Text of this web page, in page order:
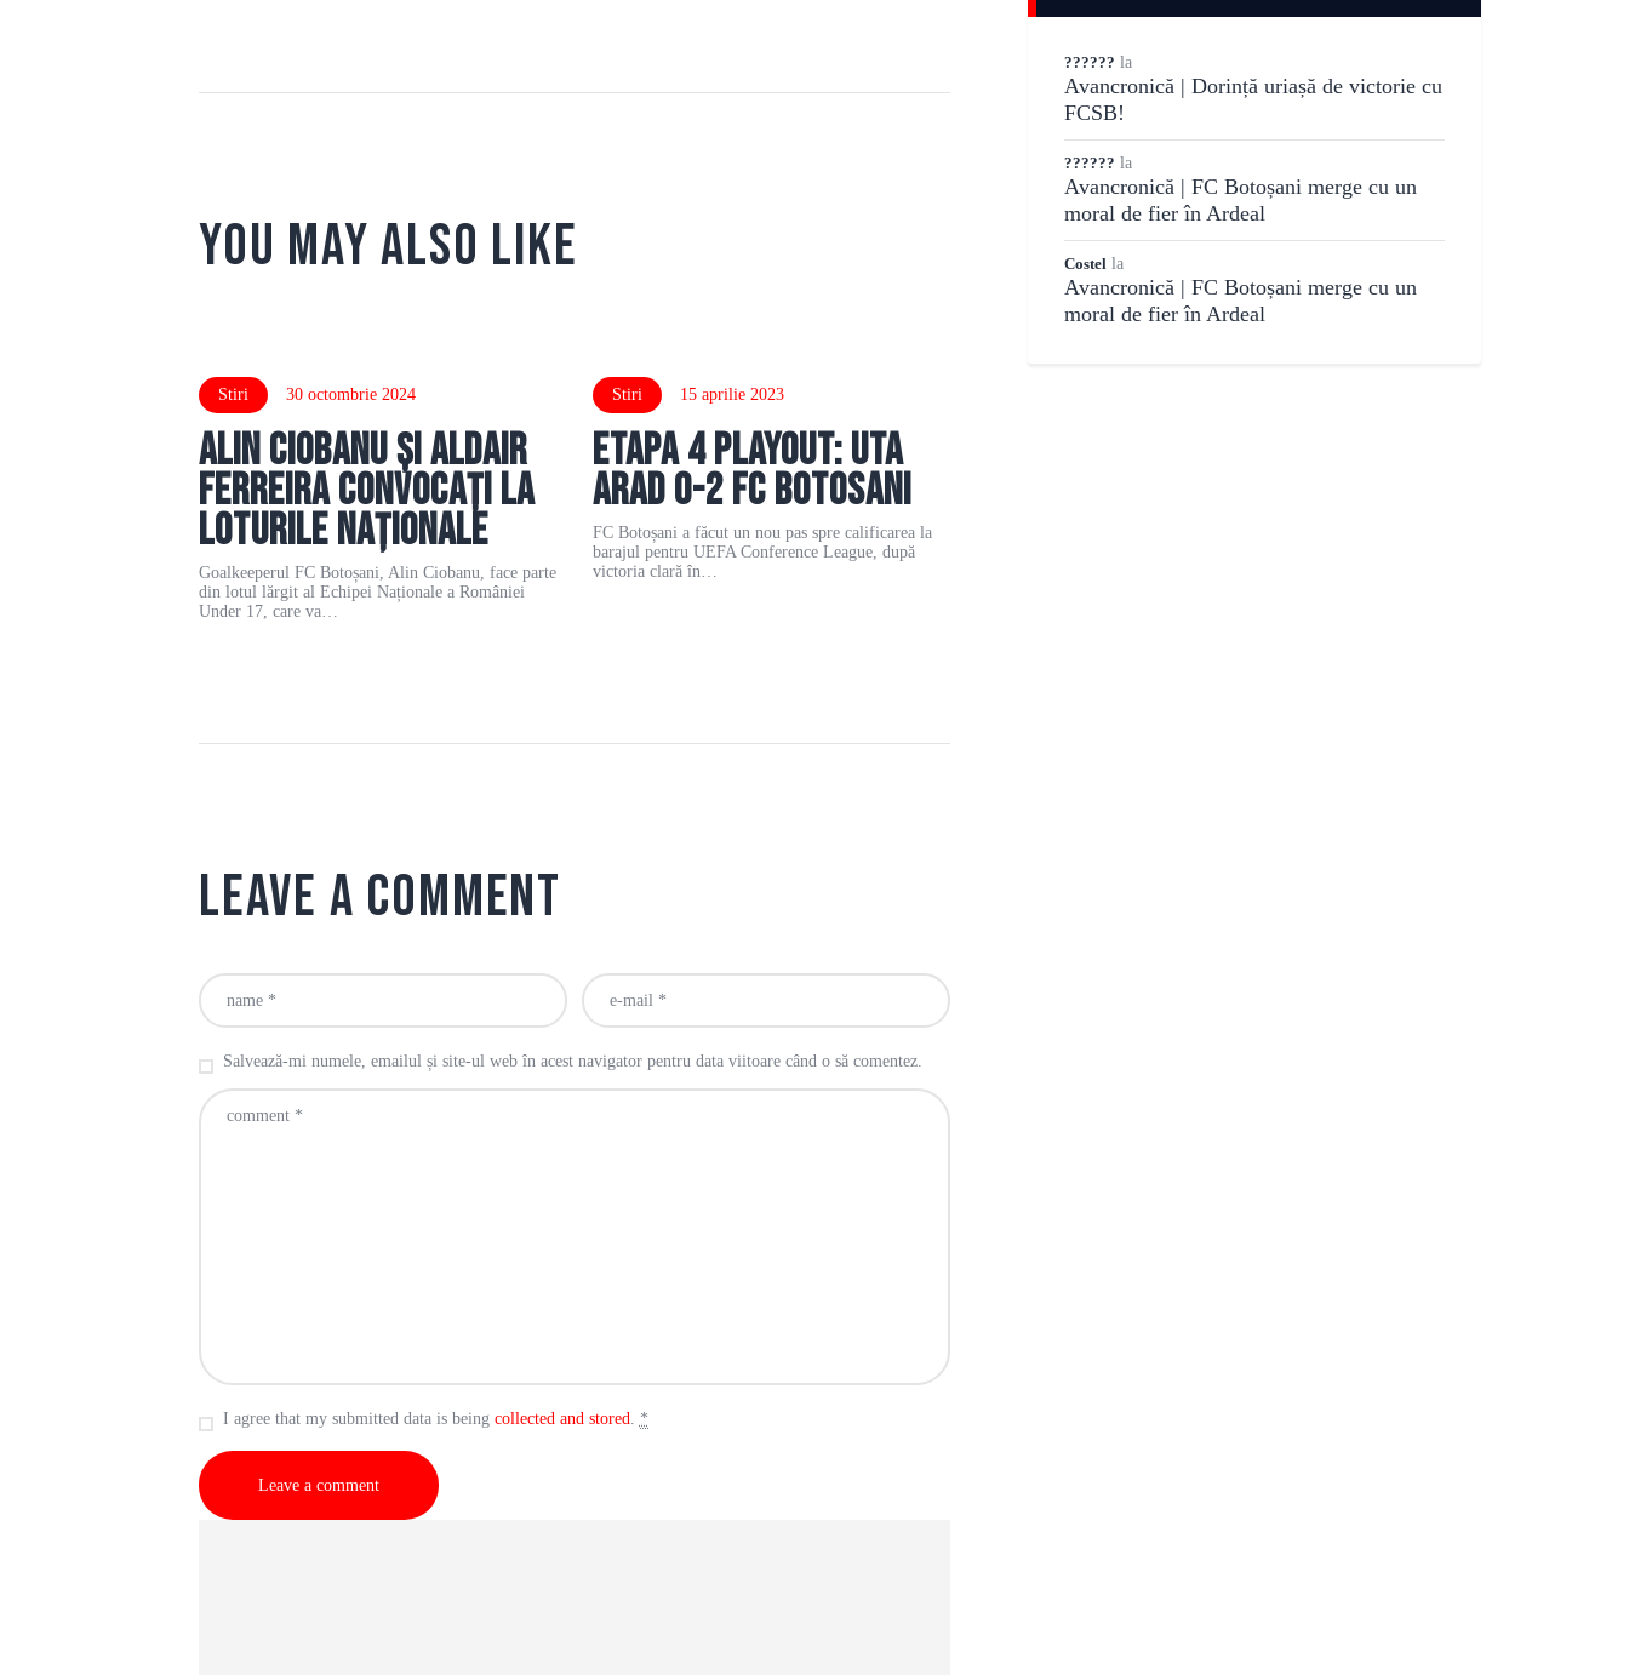
You May Also Like
Stiri 30 octombrie 2024
Alin Ciobanu și Aldair
Ferreira convocați la
loturile naționale
Goalkeeperul FC Botoșani, Alin Ciobanu, face parte
din lotul lărgit al Echipei Naționale a României
Under 17, care va…
Stiri 15 aprilie 2023
Etapa 4 Playout: UTA
Arad 0-2 FC Botosani
FC Botoșani a făcut un nou pas spre calificarea la
barajul pentru UEFA Conference League, după
victoria clară în…
Leave a comment
Salvează-mi numele, emailul și site-ul web în acest navigator pentru data viitoare când o să comentez.
I agree that my submitted data is being collected and stored. *
?????? la
Avancronică | Dorință uriașă de victorie cu
FCSB!
?????? la
Avancronică | FC Botoșani merge cu un
moral de fier în Ardeal
Costel la
Avancronică | FC Botoșani merge cu un
moral de fier în Ardeal